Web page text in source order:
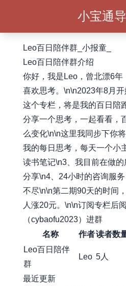
小宝通
Leo百日陪伴群_小报童_
Leo百日陪伴群介绍
你好，我是Leo，曾北漂6年
喜欢思考。\n\n2023年8月
这个专栏，将是我的百日陪
分享一个思考，一起看看，
么变化\n\n这里我同步下你
我的每日思考，每天一个小
读书笔记\n3、我目前在做
分享\n4、24小时的咨询服
不尽\n\n第二期90天的时间
人涨20元。\n\n订阅专栏后
（cybaofu2023）进群
名称
作者读者数
Leo百日陪伴
群
Leo 5人
最近更新